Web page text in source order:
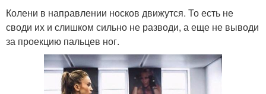
Колени в направлении носков движутся. То есть не
своди их и слишком сильно не разводи, а еще не выводи
за проекцию пальцев ног.